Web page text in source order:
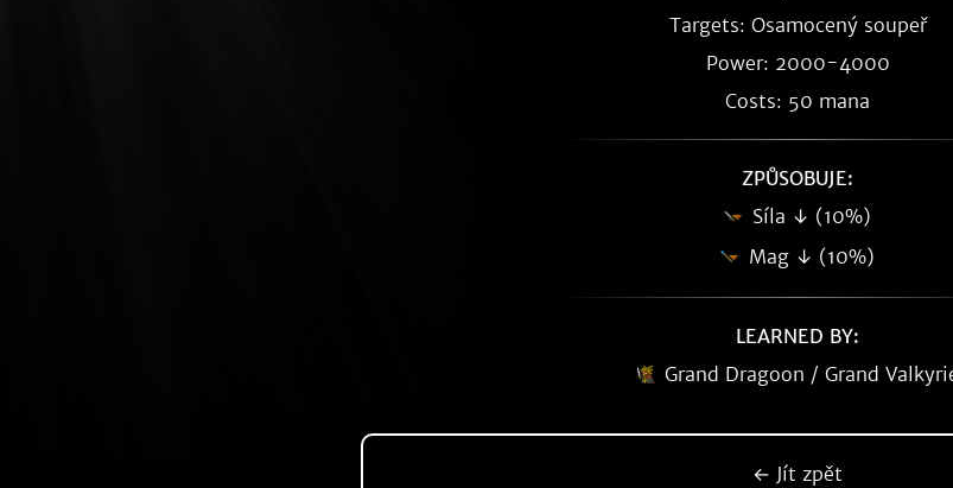
Targets: Osamocený soupeř
Power: 2000-4000
Costs: 50 mana
ZPŮSOBUJE:
Síla ↓ (10%)
Mag ↓ (10%)
LEARNED BY:
Grand Dragoon / Grand
← Jít zpět